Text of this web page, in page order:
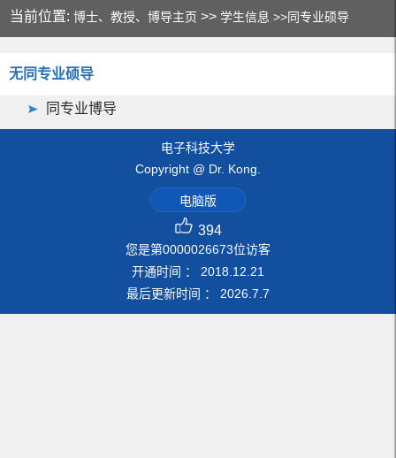
当前位置:博士、教授、博导主页 >>学生信息 >>同专业硕导
无同专业硕导
同专业博导
电子科技大学
Copyright @ Dr. Kong.
电脑版
394
您是第0000026673位访客
开通时间 ： 2018 12 21
最后更新时间 ： 2026 7 7